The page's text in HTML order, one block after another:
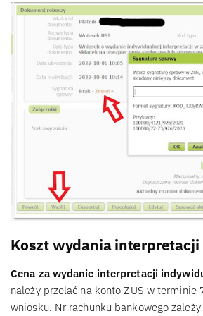
Koszt wydania
Cena za wydanie interpretacji
należy przelać na konto ZUS w terminie
wniosku. Nr rachunku bankowego zależy